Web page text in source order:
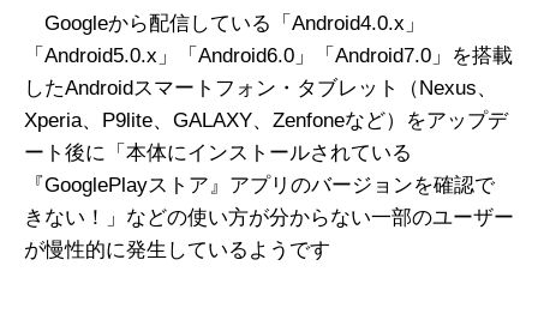
Googleから配信している「Android4.0.x」
「Android5.0.x」「Android6.0」「Android7.0」を搭載
したAndroidスマートフォン・タブレット（Nexus、
Xperia、P9lite、GALAXY、Zenfoneなど）をアップデ
ート後に「本体にインストールされている
『GooglePlayストア』アプリのバージョンを確認で
きない！」などの使い方が分からない一部のユーザー
が慢性的に発生しているようです